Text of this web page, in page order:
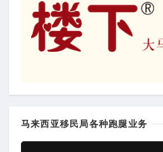
马来西亚移民局各种跑腿业务